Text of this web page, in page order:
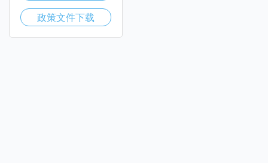
政策文件下载